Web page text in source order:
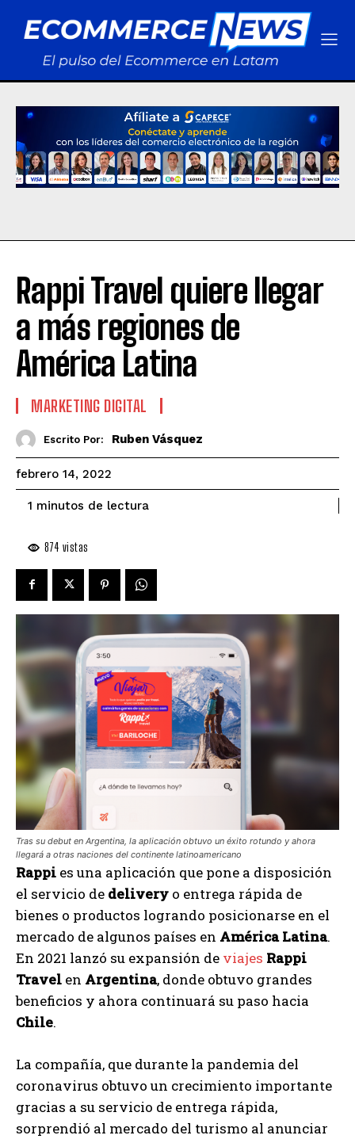
Rappi Travel quiere llegar
a más regiones de
América Latina
MARKETING DIGITAL
Escrito Por: Ruben Vásquez
febrero 14, 2022
1 minutos de lectura
874 vistas
Tras su debut en Argentina, la aplicación obtuvo un éxito rotundo y ahora
llegará a otras naciones del continente latinoamericano
Rappi es una aplicación que pone a disposición
el servicio de delivery o entrega rápida de
bienes o productos logrando posicionarse en el
mercado de algunos países en América Latina.
En 2021 lanzó su expansión de viajes Rappi
Travel en Argentina, donde obtuvo grandes
beneficios y ahora continuará su paso hacia
Chile.
La compañía, que durante la pandemia del
coronavirus obtuvo un crecimiento importante
gracias a su servicio de entrega rápida,
sorprendió al mercado del turismo al anunciar